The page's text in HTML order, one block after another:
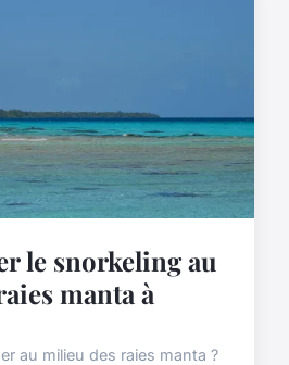
le snorkeling au
manta à
au milieu des raies manta ?